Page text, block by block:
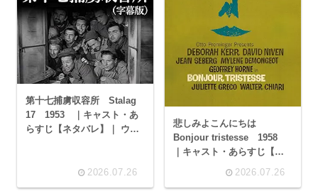
第十七捕虜収容所 Stalag
17 1953 ｜キャスト・あ
らすじ【ネタバレ】｜ ウィ
2026.07.26
悲しみよこんにちは
Bonjour tristesse 1958
｜キャスト・あらすじ【ネ
タバレ】｜ ジーン・セバー
2026.07.26